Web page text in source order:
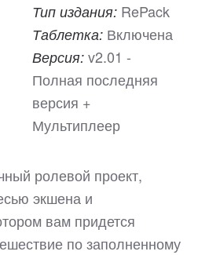
Тип издания: RePack
Таблетка: Включена
Версия: v2.01 -
Полная последняя
версия +
Мультиплеер
ролевой проект,
экшена и
вам придется
по заполненному